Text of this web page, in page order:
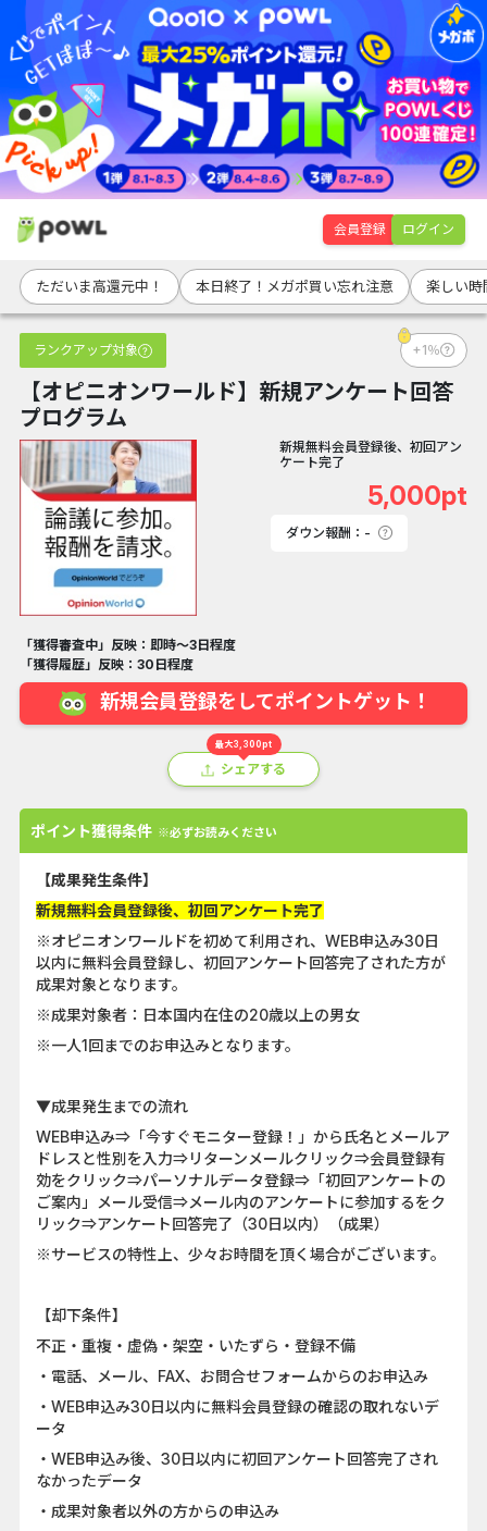
会員登録 ログイン
ただいま高還元中！ 本日終了！メガポ買い忘れ注意 楽しい
ランクアップ対象 +1％
【オピニオンワールド】新規アンケート回答
プログラム
新規無料会員登録後、初回アン
ケート完了
5,000pt
ダウン報酬：-
「獲得審査中」反映：即時～3日程度
「獲得履歴」反映：30日程度
新規会員登録をしてポイントゲット！
最大3,300pt
シェアする
ポイント獲得条件 ※必ずお読みください
【成果発生条件】
新規無料会員登録後、初回アンケート完了
※オピニオンワールドを初めて利用され、WEB申込み30日
以内に無料会員登録し、初回アンケート回答完了された方が
成果対象となります。
※成果対象者：日本国内在住の20歳以上の男女
※一人1回までのお申込みとなります。
▼成果発生までの流れ
WEB申込み⇒「今すぐモニター登録！」から氏名とメールア
ドレスと性別を入力⇒リターンメールクリック⇒会員登録有
効をクリック⇒パーソナルデータ登録⇒「初回アンケートの
ご案内」メール受信⇒メール内のアンケートに参加するをク
リック⇒アンケート回答完了（30日以内）（成果）
※サービスの特性上、少々お時間を頂く場合がございます。
【却下条件】
不正・重複・虚偽・架空・いたずら・登録不備
・電話、メール、FAX、お問合せフォームからのお申込み
・WEB申込み30日以内に無料会員登録の確認の取れないデ
ータ
・WEB申込み後、30日以内に初回アンケート回答完了され
なかったデータ
・成果対象者以外の方からの申込み